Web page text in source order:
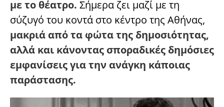
με το θέατρο. Σήμερα ζει μαζί με τη
σύζυγό του κοντά στο κέντρο της Αθήνας,
μακριά από τα φώτα της δημοσιότητας,
αλλά και κάνοντας σποραδικές δημόσιες
εμφανίσεις για την ανάγκη κάποιας
παράστασης.